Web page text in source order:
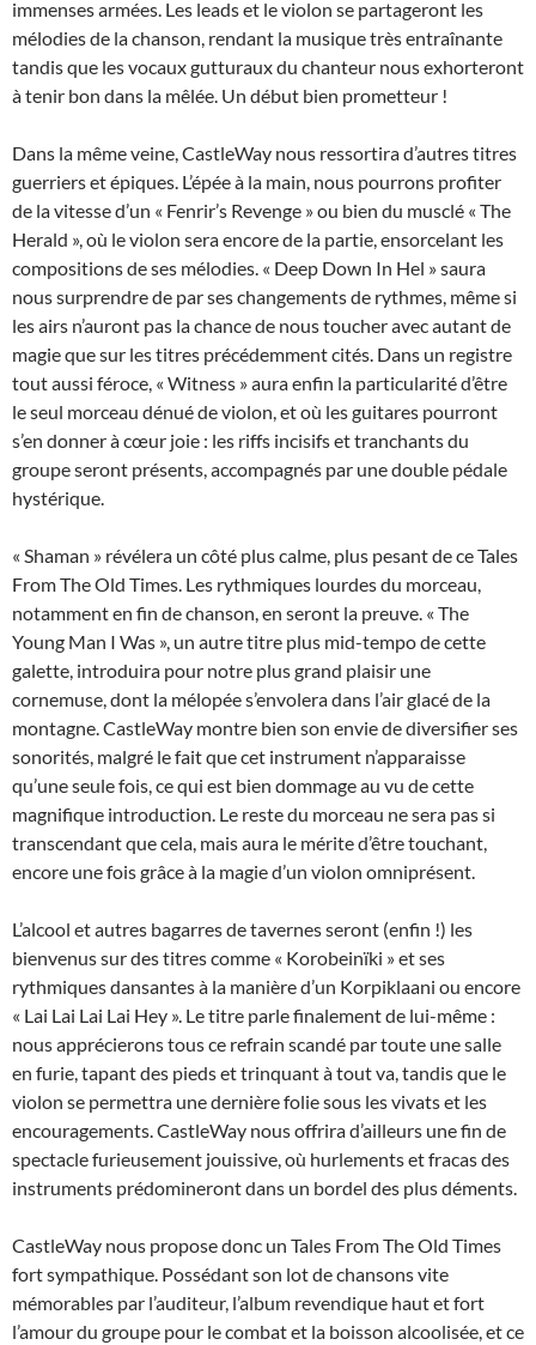
immenses armées. Les leads et le violon se partageront les
mélodies de la chanson, rendant la musique très entraînante
tandis que les vocaux gutturaux du chanteur nous exhorteront
à tenir bon dans la mêlée. Un début bien prometteur !
Dans la même veine, CastleWay nous ressortira d’autres titres
guerriers et épiques. L’épée à la main, nous pourrons profiter
de la vitesse d’un « Fenrir’s Revenge » ou bien du musclé « The
Herald », où le violon sera encore de la partie, ensorcelant les
compositions de ses mélodies. « Deep Down In Hel » saura
nous surprendre de par ses changements de rythmes, même si
les airs n’auront pas la chance de nous toucher avec autant de
magie que sur les titres précédemment cités. Dans un registre
tout aussi féroce, « Witness » aura enfin la particularité d’être
le seul morceau dénué de violon, et où les guitares pourront
s’en donner à cœur joie : les riffs incisifs et tranchants du
groupe seront présents, accompagnés par une double pédale
hystérique.
« Shaman » révélera un côté plus calme, plus pesant de ce Tales
From The Old Times. Les rythmiques lourdes du morceau,
notamment en fin de chanson, en seront la preuve. « The
Young Man I Was », un autre titre plus mid-tempo de cette
galette, introduira pour notre plus grand plaisir une
cornemuse, dont la mélopée s’envolera dans l’air glacé de la
montagne. CastleWay montre bien son envie de diversifier ses
sonorités, malgré le fait que cet instrument n’apparaisse
qu’une seule fois, ce qui est bien dommage au vu de cette
magnifique introduction. Le reste du morceau ne sera pas si
transcendant que cela, mais aura le mérite d’être touchant,
encore une fois grâce à la magie d’un violon omniprésent.
L’alcool et autres bagarres de tavernes seront (enfin !) les
bienvenus sur des titres comme « Korobeinïki » et ses
rythmiques dansantes à la manière d’un Korpiklaani ou encore
« Lai Lai Lai Lai Hey ». Le titre parle finalement de lui-même :
nous apprécierons tous ce refrain scandé par toute une salle
en furie, tapant des pieds et trinquant à tout va, tandis que le
violon se permettra une dernière folie sous les vivats et les
encouragements. CastleWay nous offrira d’ailleurs une fin de
spectacle furieusement jouissive, où hurlements et fracas des
instruments prédomineront dans un bordel des plus déments.
CastleWay nous propose donc un Tales From The Old Times
fort sympathique. Possédant son lot de chansons vite
mémorables par l’auditeur, l’album revendique haut et fort
l’amour du groupe pour le combat et la boisson alcoolisée, et ce